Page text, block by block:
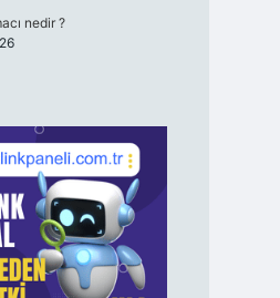
nedir ?